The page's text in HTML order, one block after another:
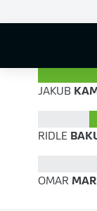
JAKUB
RIDLE
OMAR